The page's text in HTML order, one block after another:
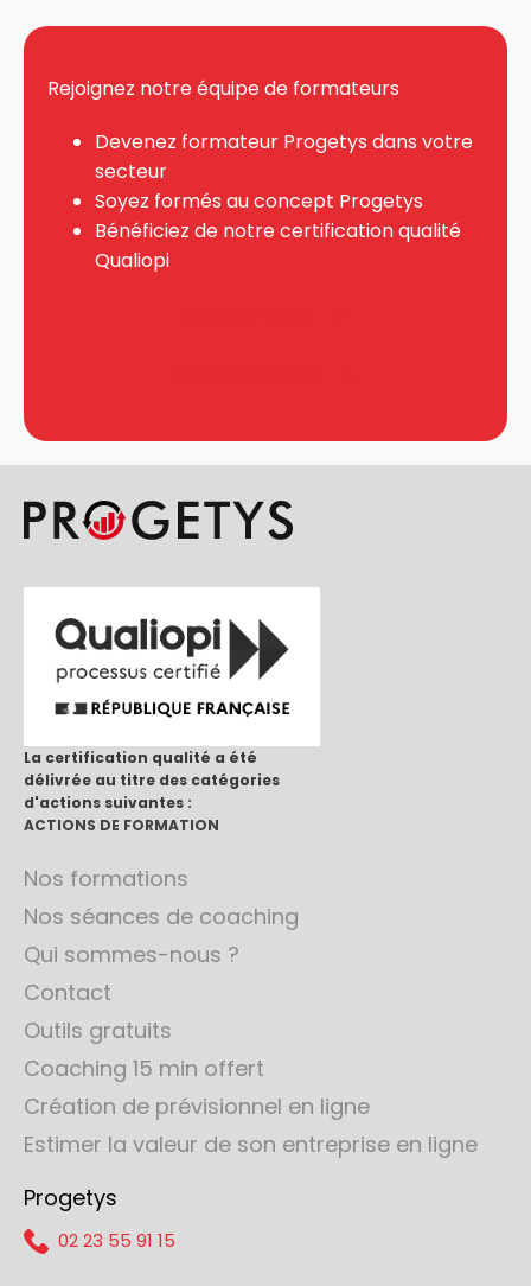
Rejoignez notre équipe de formateurs
Devenez formateur Progetys dans votre
secteur
Soyez formés au concept Progetys
Bénéficiez de notre certification qualité
Qualiopi
La certification qualité a été
délivrée au titre des catégories
d'actions suivantes :
ACTIONS DE FORMATION
Nos formations
Nos séances de coaching
Qui sommes-nous ?
Contact
Outils gratuits
Coaching 15 min offert
Création de prévisionnel en ligne
Estimer la valeur de son entreprise en ligne
Progetys
02 23 55 91 15